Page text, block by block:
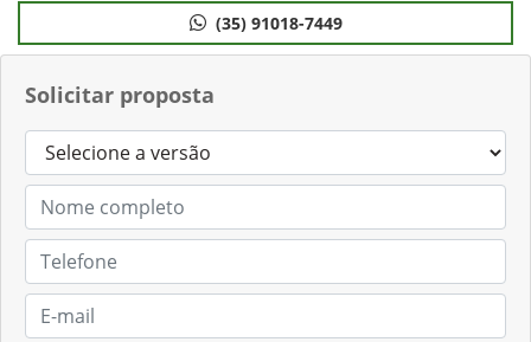
Solicitar proposta
(35) 91018-7449